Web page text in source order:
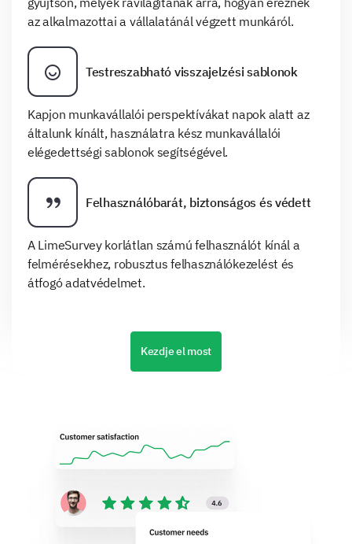
az alkalmazottai a vállalatánál végzett munkáról.
Testreszabható visszajelzési sablonok
Kapjon munkavállalói perspektívákat napok alatt az
általunk kínált, használatra kész munkavállalói
elégedettségi sablonok segítségével.
Felhasználóbarát, biztonságos és védett
A LimeSurvey korlátlan számú felhasználót kínál a
felmérésekhez, robusztus felhasználókezelést és
átfogó adatvédelmet.
Kezdje el most